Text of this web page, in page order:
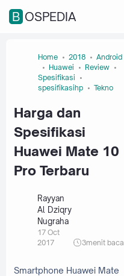
BOSPEDIA
Home 2018
Android
Huawei
Review
Spesifikasi
spesifikasihp
Tekno
Harga dan
Spesifikasi
Huawei Mate 10
Pro Terbaru
Rayyan
Al Dziqry
Nugraha
17 Oct
2017
3menit baca
Smartphone Huawei Mate